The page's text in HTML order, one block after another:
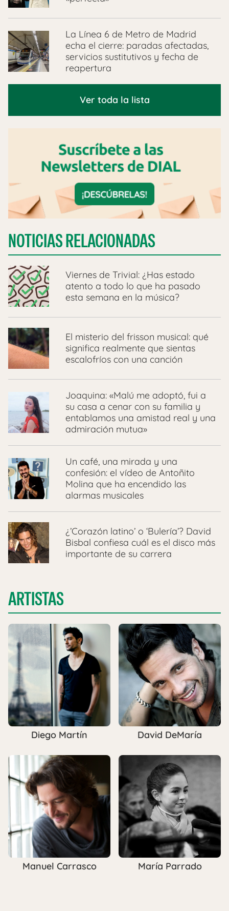
La Línea 6 de Metro de Madrid
echa el cierre: paradas afectadas,
servicios sustitutivos y fecha de
reapertura
Ver toda la lista
NOTICIAS RELACIONADAS
Viernes de Trivial: ¿Has estado
atento a todo lo que ha pasado
esta semana en la música?
El misterio del frisson musical: qué
significa realmente que sientas
escalofríos con una canción
Joaquina: «Malú me adoptó, fui a
su casa a cenar con su familia y
entablamos una amistad real y una
admiración mutua»
Un café, una mirada y una
confesión: el vídeo de Antoñito
Molina que ha encendido las
alarmas musicales
¿’Corazón latino’ o ‘Bulería’? David
Bisbal confiesa cuál es el disco más
importante de su carrera
ARTISTAS
Diego Martín David DeMaría
Manuel Carrasco María Parrado